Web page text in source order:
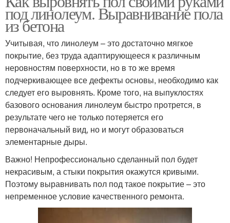
под линолеум. Выравнивание пола
из бетона
Учитывая, что линолеум – это достаточно мягкое
покрытие, без труда адаптирующееся к различным
неровностям поверхности, но в то же время
подчеркивающее все дефекты основы, необходимо как
следует его выровнять. Кроме того, на выпуклостях
базового основания линолеум быстро протрется, в
результате чего не только потеряется его
первоначальный вид, но и могут образоваться
элементарные дыры.
Важно! Непрофессионально сделанный пол будет
некрасивым, а стыки покрытия окажутся кривыми.
Поэтому выравнивать пол под такое покрытие – это
непременное условие качественного ремонта.